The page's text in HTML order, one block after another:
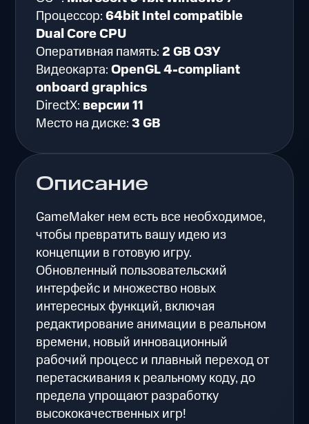
Описание
GameMaker нем есть все необходимое,
чтобы превратить вашу идею из
концепции в готовую игру.
Обновленный пользовательский
интерфейс и множество новых
интересных функций, включая
редактирование анимации в реальном
времени, новый инновационный
рабочий процесс и плавный переход от
перетаскивания к реальному коду, до
предела упрощают разработку
высококачественных игр!
Процессор:64bit Intel compatible
Dual Core CPU
Оперативная память: 2 GB ОЗУ
Видеокарта:OpenGL 4-compliant
onboard graphics
DirectX: версии 11
Место на диске:3 GB